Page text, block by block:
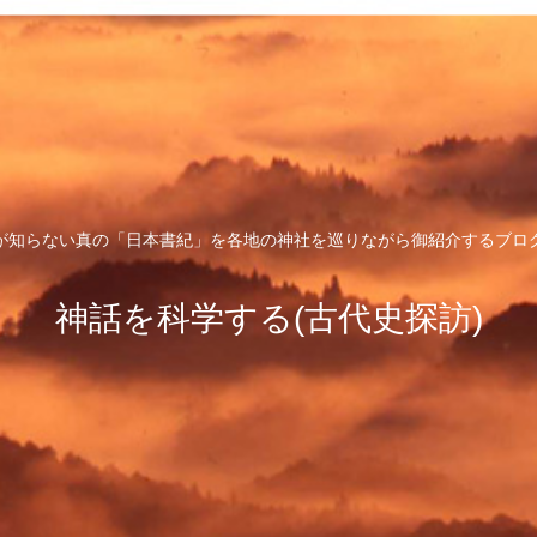
知らない真の「日本書紀」を各地の神社を巡りながら御紹介するブロ
神話を科学する(古代史探訪)